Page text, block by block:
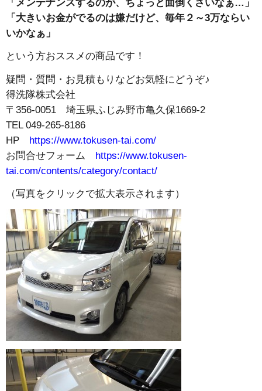
「メンテナンスするのが、ちょっと面倒くさいなぁ…」
「大きいお金がでるのは嫌だけど、毎年２～3万ならい
いかなぁ」
という方おススメの商品です！
疑問・質問・お見積もりなどお気軽にどうぞ♪
得洗隊株式会社
〒356-0051 埼玉県ふじみ野市亀久保1669-2
TEL 049-265-8186
HP https://www.tokusen-tai.com/
お問合せフォーム https://www.tokusen-
tai.com/contents/category/contact/
（写真をクリックで拡大表示されます）